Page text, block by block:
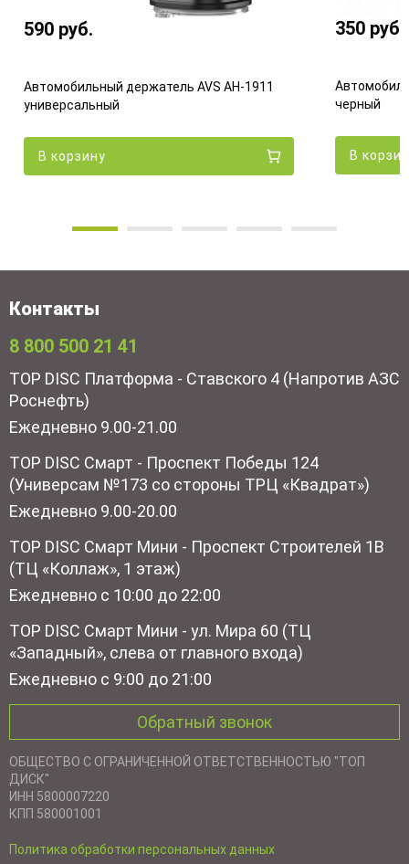
590 руб.
Автомобильный держатель AVS AH-1911
универсальный
В корзину
350 руб.
черный
В
Контакты
8 800 500 21 41
TOP DISC Платформа - Ставского 4 (Напротив АЗС
Роснефть)
Ежедневно 9.00-21.00
TOP DISC Смарт - Проспект Победы 124
(Универсам №173 со стороны ТРЦ «Квадрат»)
Ежедневно 9.00-20.00
TOP DISC Смарт Мини - Проспект Строителей 1В
(ТЦ «Коллаж», 1 этаж)
Ежедневно с 10:00 до 22:00
TOP DISC Смарт Мини - ул. Мира 60 (ТЦ
«Западный», слева от главного входа)
Ежедневно с 9:00 до 21:00
Обратный звонок
ОБЩЕСТВО С ОГРАНИЧЕННОЙ ОТВЕТСТВЕННОСТЬЮ "ТОП
ДИСК"
ИНН 5800007220
КПП 580001001
Политика обработки персональных данных